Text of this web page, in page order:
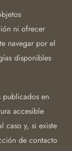
ni ofrecer
navegar por el
disponibles
publicados en
accesible
caso y, si existe
de contacto